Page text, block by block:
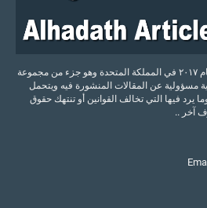
موقع وكالة الحدث للآراء تأسس عام ٢٠١٧ في المملكة المتحدة وهو جزء من مجموعة
مسؤولية عن المقالات المنشورة فيه ويتحمل
يرد فيها التي تخالف القوانين أو تنتهك حقوق
آخر ..